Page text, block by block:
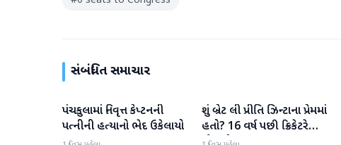
સંબંધિત સમાચાર
રાષ્ટ્રીય
પંચકુલામાં નિવૃત્ત કેપ્ટનની
પત્નીની હત્યાનો ભેદ ઉકેલાયો
રાષ્ટ્રીય
શું બ્રેટ લી પ્રીતિ ઝિન્ટાના પ્રેમમાં
હતો? 16 વર્ષ પછી ક્રિકેટરે